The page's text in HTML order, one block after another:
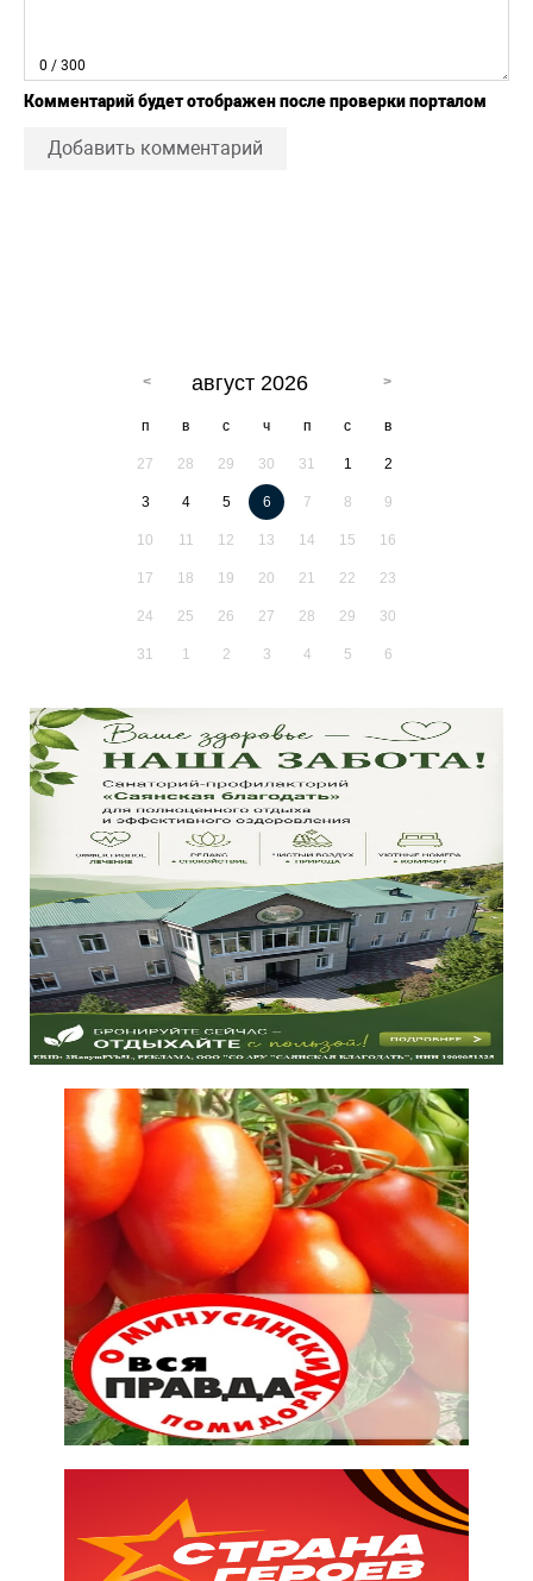
0 / 300
Комментарий будет отображен после проверки порталом
Добавить комментарий
август 2026
п в с ч п с в
27 28 29 30 31 1 2
3 4 5 6 7 8 9
10 11 12 13 14 15 16
17 18 19 20 21 22 23
24 25 26 27 28 29 30
31 1 2 3 4 5 6